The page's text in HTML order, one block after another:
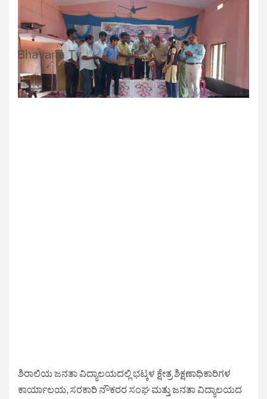
ಶಿರಾಲಿಯ ಜನತಾ ವಿದ್ಯಾಲಯದಲ್ಲಿ ಭಟ್ಕಳ ಕ್ಷೇತ್ರ ಶಿಕ್ಷಣಾಧಿಕಾರಿಗಳ
ಕಾರ್ಯಾಲಯ, ಸರಕಾರಿ ನೌಕರರ ಸಂಘ ಮತ್ತು ಜನತಾ ವಿದ್ಯಾಲಯದ